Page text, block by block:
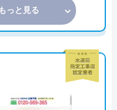
っと見る